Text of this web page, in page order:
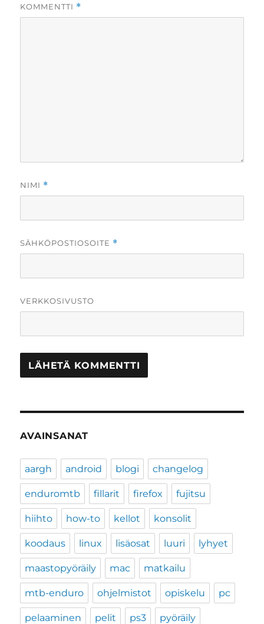
KOMMENTTI *
NIMI *
SÄHKÖPOSTIOSOITE *
VERKKOSIVUSTO
AVAINSANAT
aargh android blogi changelog
enduromtb fillarit firefox fujitsu
hiihto how-to kellot konsolit
koodaus linux lisäosat luuri lyhyet
maastopyöräily mac matkailu
mtb-enduro ohjelmistot opiskelu pc
pelaaminen pelit ps3 pyöräily